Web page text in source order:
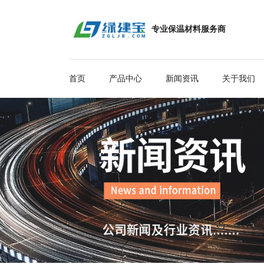
专业保温材料服务商
首页 产品中心 新闻资讯 关于我们